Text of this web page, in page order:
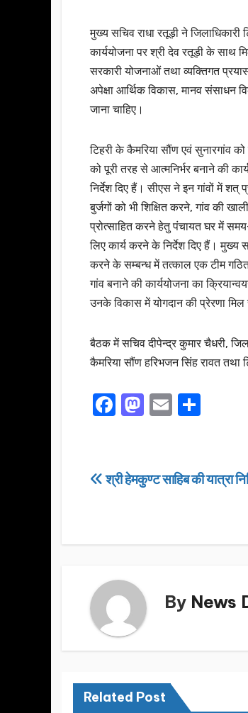
मुख्य सचिव राधा रतूड़ी ने
कार्ययोजना पर श्री देव रतूड़ी के साथ
सरकारी योजनाओं तथा व्यक्तिगत
अपेक्षा आर्थिक विकास, मानव संसाधन
जाना चाहिए।
टिहरी के कैमरिया सौंण एवं सुनारगांव
को पूरी तरह से आत्मनिर्भर बनाने की
निर्देश दिए हैं। सीएस ने इन गांवों में
बुर्जगों को भी शिक्षित करने, गांव की
प्रोत्साहित करने हेतु पंचायत घर में
लिए कार्य करने के निर्देश दिए हैं। मुख्य
करने के सम्बन्ध में तत्काल एक टीम
गांव बनाने की कार्ययोजना का
उनके विकास में योगदान की प्रेरणा
बैठक में सचिव दीपेन्द्र कुमार चैधरी,
कैमरिया सौंण हरिभजन सिंह रावत तथा
F
e
b
o
M
o
d
n
E
e
Post
श्री हेमकुण्ट साहिब की यात्रा
By News
Related Post